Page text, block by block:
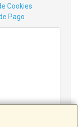
Cookies
Pago